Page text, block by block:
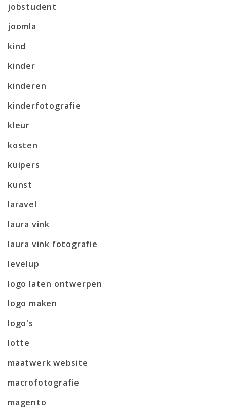
jobstudent
joomla
kind
kinder
kinderen
kinderfotografie
kleur
kosten
kuipers
kunst
laravel
laura vink
laura vink fotografie
levelup
logo laten ontwerpen
logo maken
logo's
lotte
maatwerk website
macrofotografie
magento